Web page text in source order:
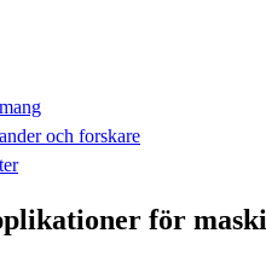
och forskare
för